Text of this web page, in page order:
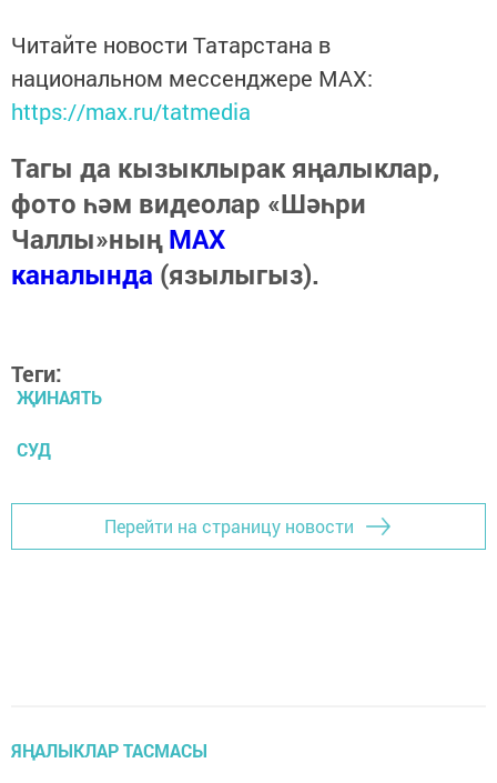
Читайте новости Татарстана в
национальном мессенджере MАХ:
https://max.ru/tatmedia
Тагы да кызыклырак яңалыклар,
фото һәм видеолар «Шәһри
Чаллы»ныңMAX
каналында (язылыгыз).
Теги:
ҖИНАЯТЬ
СУД
Перейти на страницу новости
ЯҢАЛЫКЛАР ТАСМАСЫ